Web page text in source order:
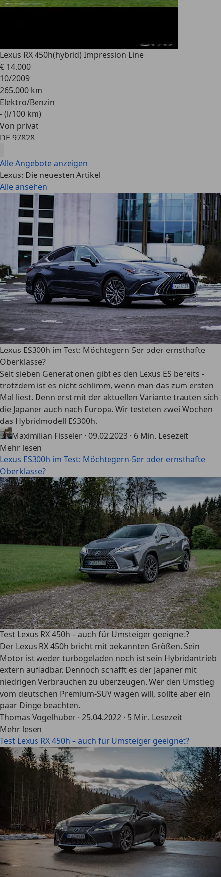
Lexus RX 450h(hybrid) Impression Line
€ 14.000
10/2009
265.000 km
Elektro/Benzin
- (l/100 km)
Von privat
DE 97828
Alle Angebote anzeigen
Lexus: Die neuesten Artikel
Alle ansehen
Lexus ES300h im Test: Möchtegern-5er oder ernsthafte
Oberklasse?
Seit sieben Generationen gibt es den Lexus ES bereits -
trotzdem ist es nicht schlimm, wenn man das zum ersten
Mal liest. Denn erst mit der aktuellen Variante trauten sich
die Japaner auch nach Europa. Wir testeten zwei Wochen
das Hybridmodell ES300h.
Maximilian Fisseler · 09.02.2023 · 6 Min. Lesezeit
Mehr lesen
Lexus ES300h im Test: Möchtegern-5er oder ernsthafte
Oberklasse?
Test Lexus RX 450h – auch für Umsteiger geeignet?
Der Lexus RX 450h bricht mit bekannten Größen. Sein
Motor ist weder turbogeladen noch ist sein Hybridantrieb
extern aufladbar. Dennoch schafft es der Japaner mit
niedrigen Verbräuchen zu überzeugen. Wer den Umstieg
vom deutschen Premium-SUV wagen will, sollte aber ein
paar Dinge beachten.
Thomas Vogelhuber · 25.04.2022 · 5 Min. Lesezeit
Mehr lesen
Test Lexus RX 450h – auch für Umsteiger geeignet?